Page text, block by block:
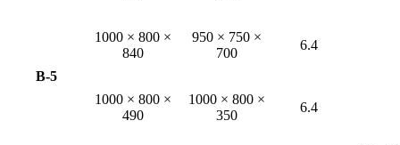
B-5
1000 × 800 ×
840
950 × 750 ×
700
6.4
1000 × 800 ×
490
1000 × 800 ×
350
6.4